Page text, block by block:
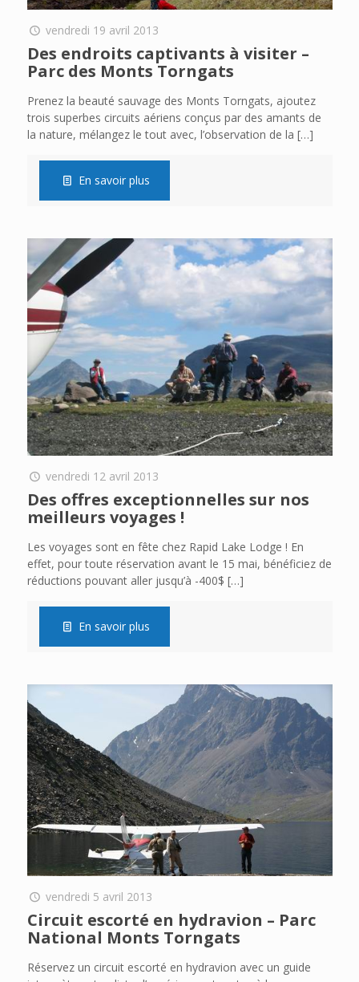
vendredi 19 avril 2013
Des endroits captivants à visiter –
Parc des Monts Torngats
Prenez la beauté sauvage des Monts Torngats, ajoutez
trois superbes circuits aériens conçus par des amants de
la nature, mélangez le tout avec, l’observation de la […]
En savoir plus
vendredi 12 avril 2013
Des offres exceptionnelles sur nos
meilleurs voyages !
Les voyages sont en fête chez Rapid Lake Lodge ! En
effet, pour toute réservation avant le 15 mai, bénéficiez de
réductions pouvant aller jusqu’à -400$ […]
En savoir plus
vendredi 5 avril 2013
Circuit escorté en hydravion – Parc
National Monts Torngats
Réservez un circuit escorté en hydravion avec un guide